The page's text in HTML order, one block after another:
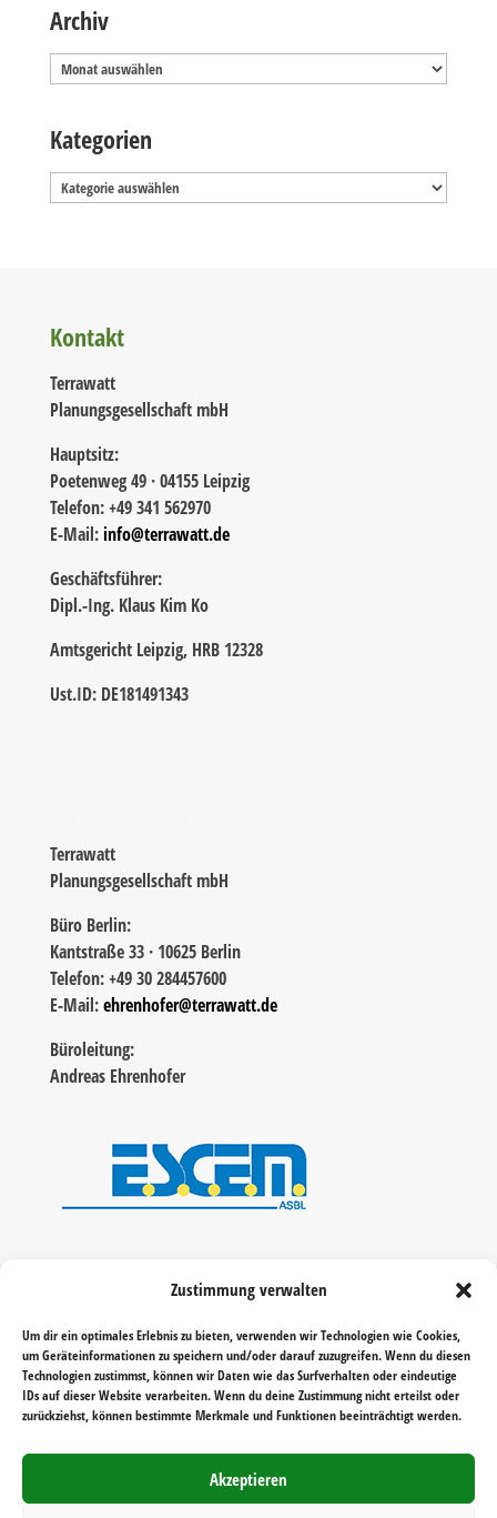
Zustimmung verwalten
Um dir ein optimales Erlebnis zu bieten, verwenden wir Technologien wie Cookies,
um Geräteinformationen zu speichern und/oder darauf zuzugreifen. Wenn du diesen
Technologien zustimmst, können wir Daten wie das Surfverhalten oder eindeutige
IDs auf dieser Website verarbeiten. Wenn du deine Zustimmung nicht erteilst oder
zurückziehst, können bestimmte Merkmale und Funktionen beeinträchtigt werden.
Akzeptieren
Archiv
Archiv
Kategorien
Kategorien
Kontakt
Terrawatt
Planungsgesellschaft mbH
Hauptsitz:
Poetenweg 49 · 04155 Leipzig
Telefon: +49 341 562970
E-Mail:info@terrawatt.de
Geschäftsführer:
Dipl.-Ing. Klaus Kim Ko
Amtsgericht Leipzig, HRB 12328
Ust.ID: DE181491343
Terrawatt
Planungsgesellschaft mbH
Büro Berlin:
Kantstraße 33 · 10625 Berlin
Telefon: +49 30 284457600
E-Mail:ehrenhofer@terrawatt.de
Büroleitung:
Andreas Ehrenhofer